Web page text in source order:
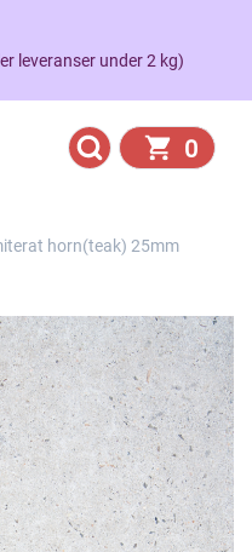
leveranser under 2 kg)
0
horn(teak) 25mm